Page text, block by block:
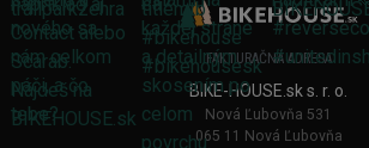
FAKTURAČNÁ ADRESA
BIKE-HOUSE.sk s. r. o.
Nová Ľubovňa 531
065 11 Nová Ľubovňa